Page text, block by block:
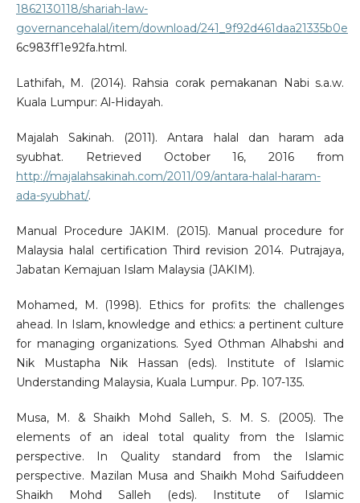
1862130118/shariah-law-
governancehalal/item/download/241_9f92d461daa21335b0e
6c983ff1e92fa.html.
Lathifah, M. (2014). Rahsia corak pemakanan Nabi s.a.w.
Kuala Lumpur: Al-Hidayah.
Majalah Sakinah. (2011). Antara halal dan haram ada
syubhat. Retrieved October 16, 2016 from
http://majalahsakinah.com/2011/09/antara-halal-haram-
ada-syubhat/.
Manual Procedure JAKIM. (2015). Manual procedure for
Malaysia halal certification Third revision 2014. Putrajaya,
Jabatan Kemajuan Islam Malaysia (JAKIM).
Mohamed, M. (1998). Ethics for profits: the challenges
ahead. In Islam, knowledge and ethics: a pertinent culture
for managing organizations. Syed Othman Alhabshi and
Nik Mustapha Nik Hassan (eds). Institute of Islamic
Understanding Malaysia, Kuala Lumpur. Pp. 107-135.
Musa, M. & Shaikh Mohd Salleh, S. M. S. (2005). The
elements of an ideal total quality from the Islamic
perspective. In Quality standard from the Islamic
perspective. Mazilan Musa and Shaikh Mohd Saifuddeen
Shaikh Mohd Salleh (eds). Institute of Islamic